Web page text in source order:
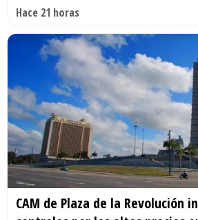
Hace 21 horas
CAM de Plaza de la Revolución